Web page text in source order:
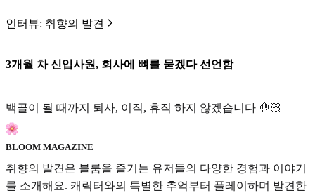
인터뷰: 취향의 발견
3개월 차 신입사원, 회사에 뼈를 묻겠다 선언함
백골이 될 때까지 퇴사, 이직, 휴직 하지 않겠습니다 🤚🏻
BLOOM MAGAZINE
취향의 발견은 블룸을 즐기는 유저들의 다양한 경험과 이야기
를 소개해요. 캐릭터와의 특별한 추억부터 플레이하며 발견한